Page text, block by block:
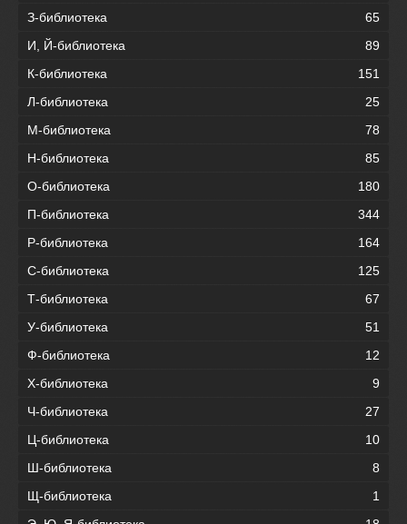
З-библиотека
65
И, Й-библиотека
89
К-библиотека
151
Л-библиотека
25
М-библиотека
78
Н-библиотека
85
О-библиотека
180
П-библиотека
344
Р-библиотека
164
С-библиотека
125
Т-библиотека
67
У-библиотека
51
Ф-библиотека
12
Х-библиотека
9
Ч-библиотека
27
Ц-библиотека
10
Ш-библиотека
8
Щ-библиотека
1